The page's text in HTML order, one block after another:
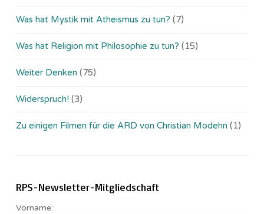
Was hat Mystik mit Atheismus zu tun? (7)
Was hat Religion mit Philosophie zu tun? (15)
Weiter Denken (75)
Widerspruch! (3)
Zu einigen Filmen für die ARD von Christian Modehn (1)
RPS-Newsletter-Mitgliedschaft
Vorname: